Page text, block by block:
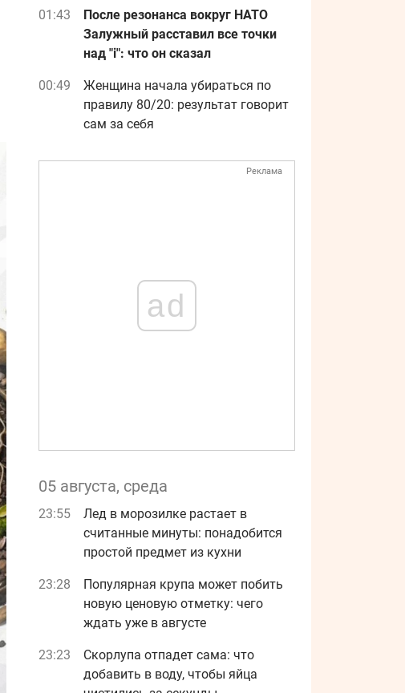
01:43
После резонанса вокруг НАТО
Залужный расставил все точки
над "i": что он сказал
00:49
Женщина начала убираться по
правилу 80/20: результат говорит
сам за себя
Реклама
ad
05 августа, среда
23:55
Лед в морозилке растает в
считанные минуты: понадобится
простой предмет из кухни
23:28
Популярная крупа может побить
новую ценовую отметку: чего
ждать уже в августе
23:23
Скорлупа отпадет сама: что
добавить в воду, чтобы яйца